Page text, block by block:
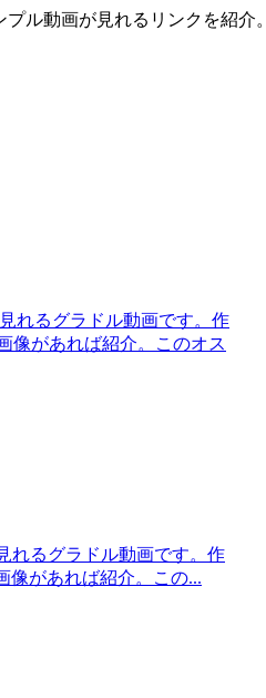
ル動画が見れるリンクを紹介。
れるグラドル動画です。作
像があれば紹介。このオス
れるグラドル動画です。作
像があれば紹介。この...